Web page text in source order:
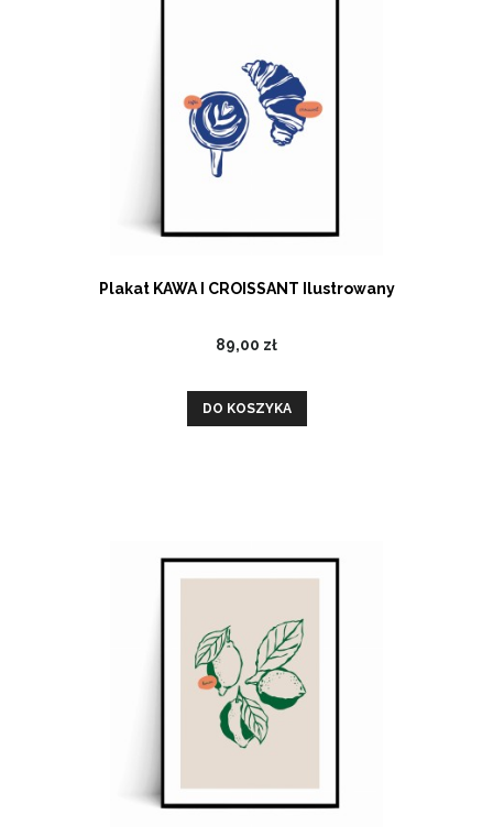
Plakat KAWA I CROISSANT Ilustrowany
89,00 zł
DO KOSZYKA